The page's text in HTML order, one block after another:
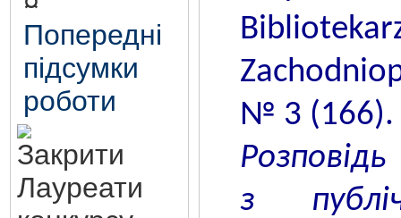
Попередні
підсумки
роботи
Лауреати
№ 3 (166).
Розповідь
з